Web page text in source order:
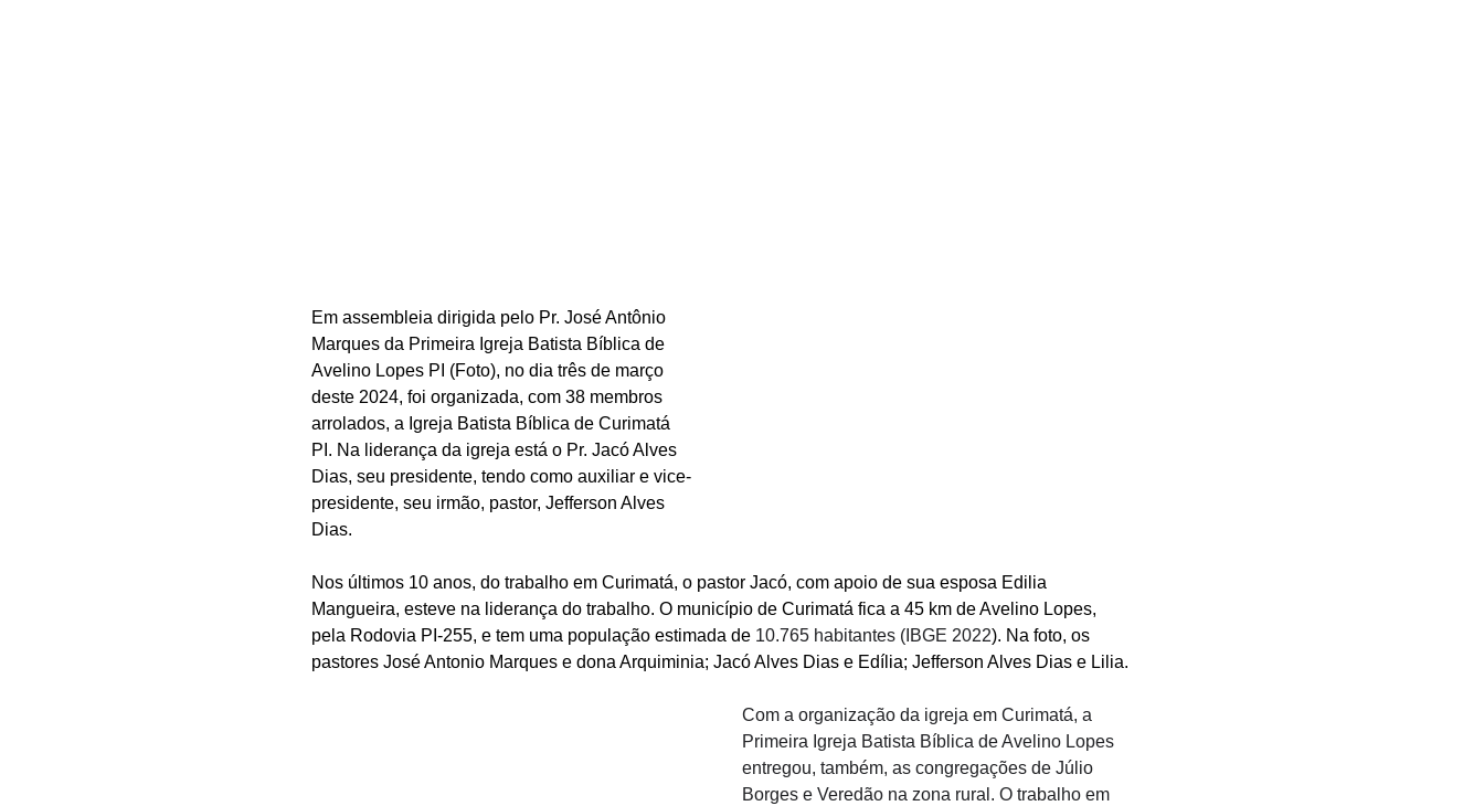
Em assembleia dirigida pelo Pr. José Antônio
Marques da Primeira Igreja Batista Bíblica de
Avelino Lopes PI (Foto), no dia três de março
deste 2024, foi organizada, com 38 membros
arrolados, a Igreja Batista Bíblica de Curimatá
PI. Na liderança da igreja está o Pr. Jacó Alves
Dias, seu presidente, tendo como auxiliar e vice-
presidente, seu irmão, pastor, Jefferson Alves
Dias.
Nos últimos 10 anos, do trabalho em Curimatá, o pastor Jacó, com apoio de sua esposa Edilia
Mangueira, esteve na liderança do trabalho. O município de Curimatá fica a 45 km de Avelino Lopes,
pela Rodovia PI-255, e tem uma população estimada de 10.765 habitantes (IBGE 2022). Na foto, os
pastores José Antonio Marques e dona Arquiminia; Jacó Alves Dias e Edília; Jefferson Alves Dias e Lilia.
Com a organização da igreja em Curimatá, a
Primeira Igreja Batista Bíblica de Avelino Lopes
entregou, também, as congregações de Júlio
Borges e Veredão na zona rural. O trabalho em